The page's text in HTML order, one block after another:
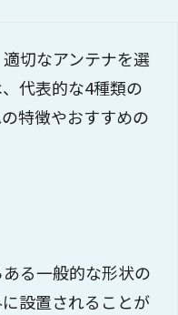
切なアンテナを選
代表的な4種類の
特徴やおすすめの
る一般的な形状の
設置されることが